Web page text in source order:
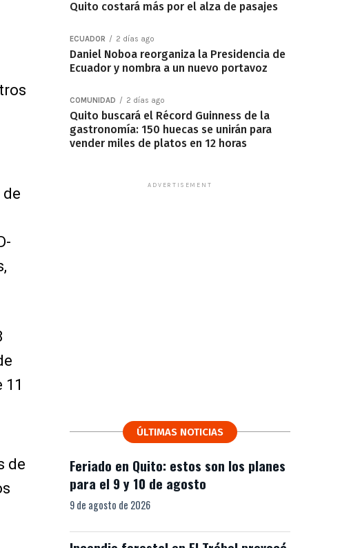
de
Quito costará más por el alza de pasajes
ECUADOR 2 días ago
Daniel Noboa reorganiza la Presidencia de
Ecuador y nombra a un nuevo portavoz
COMUNIDAD 2 días ago
Quito buscará el Récord Guinness de la
gastronomía: 150 huecas se unirán para
vender miles de platos en 12 horas
ADVERTISEMENT
ÚLTIMAS NOTICIAS
Feriado en Quito: estos son los planes
para el 9 y 10 de agosto
9 de agosto de 2026